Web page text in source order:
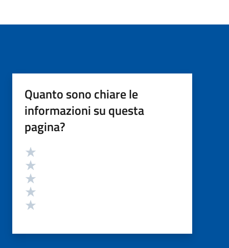
Quanto sono chiare le
informazioni su questa
pagina?
Valutazione